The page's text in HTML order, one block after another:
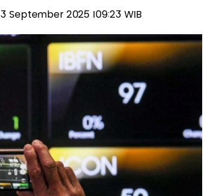
September 2025 |09:23 WIB